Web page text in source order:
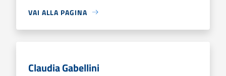
VAI ALLA PAGINA
Claudia Gabellini